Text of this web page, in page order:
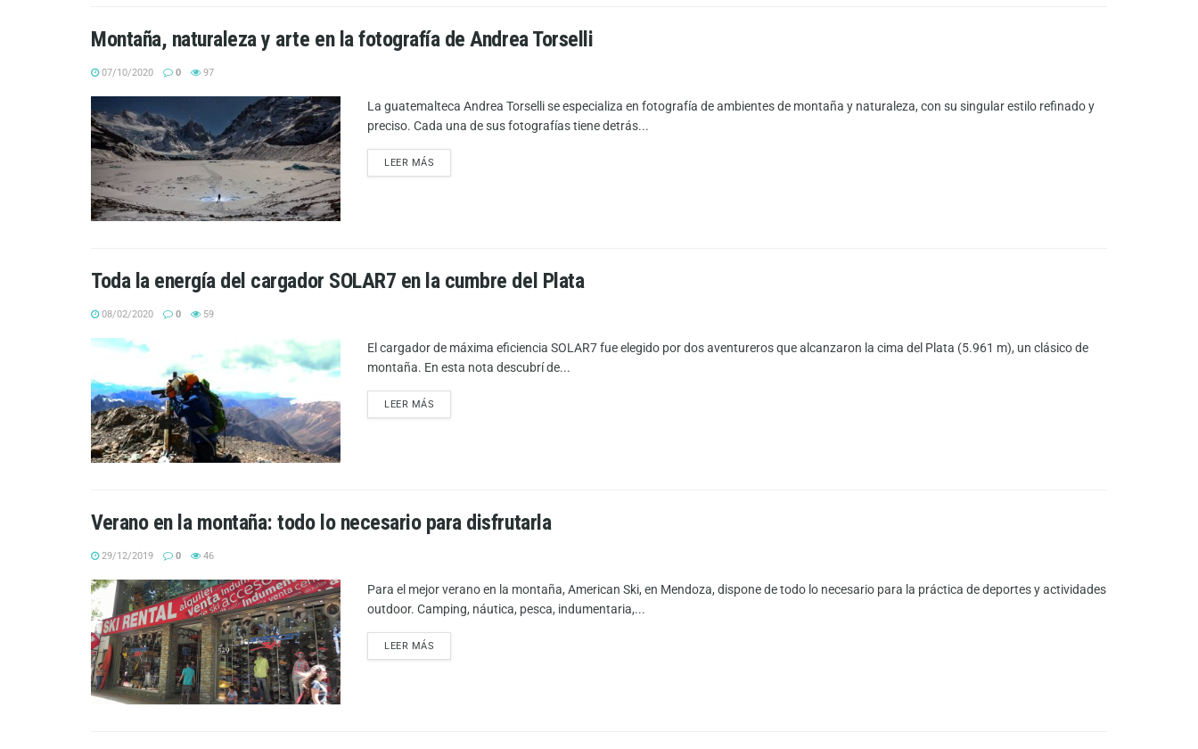
Montaña, naturaleza y arte en la fotografía de Andrea Torselli
07/10/2020 0 97
La guatemalteca Andrea Torselli se especializa en fotografía de ambientes de montaña y naturaleza, con su singular estilo refinado y
preciso. Cada una de sus fotografías tiene detrás...
LEER MÁS
Toda la energía del cargador SOLAR7 en la cumbre del Plata
08/02/2020 0 59
El cargador de máxima eficiencia SOLAR7 fue elegido por dos aventureros que alcanzaron la cima del Plata (5.961 m), un clásico de
montaña. En esta nota descubrí de...
LEER MÁS
Verano en la montaña: todo lo necesario para disfrutarla
29/12/2019 0 46
Para el mejor verano en la montaña, American Ski, en Mendoza, dispone de todo lo necesario para la práctica de deportes y actividades
outdoor. Camping, náutica, pesca, indumentaria,...
LEER MÁS